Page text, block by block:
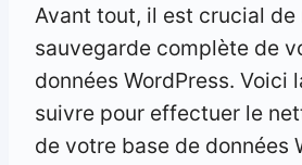
Avant tout, il est crucial de
sauvegarde complète de
données WordPress. Voici
suivre pour effectuer le
de votre base de données